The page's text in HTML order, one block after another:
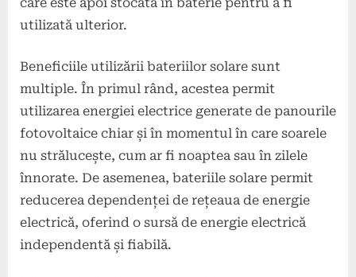
utilizată ulterior.
Beneficiile utilizării bateriilor solare sunt
multiple. În primul rând, acestea permit
utilizarea energiei electrice generate de panourile
fotovoltaice chiar și în momentul în care soarele
nu strălucește, cum ar fi noaptea sau în zilele
înnorate. De asemenea, bateriile solare permit
reducerea dependenței de rețeaua de energie
electrică, oferind o sursă de energie electrică
independentă și fiabilă.